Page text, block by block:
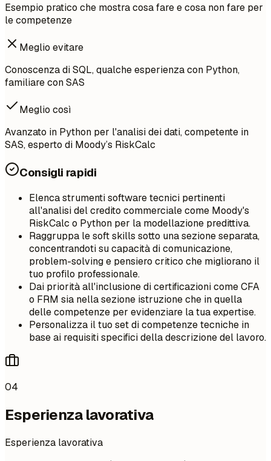
Esempio pratico che mostra cosa fare e cosa non fare per
le competenze
Meglio evitare
Conoscenza di SQL, qualche esperienza con Python,
familiare con SAS
Meglio così
Avanzato in Python per l'analisi dei dati, competente in
SAS, esperto di Moody’s RiskCalc
Consigli rapidi
Elenca strumenti software tecnici pertinenti
all'analisi del credito commerciale come Moody's
RiskCalc o Python per la modellazione predittiva.
Raggruppa le soft skills sotto una sezione separata,
concentrandoti su capacità di comunicazione,
problem-solving e pensiero critico che migliorano il
tuo profilo professionale.
Dai priorità all'inclusione di certificazioni come CFA
o FRM sia nella sezione istruzione che in quella
delle competenze per evidenziare la tua expertise.
Personalizza il tuo set di competenze tecniche in
base ai requisiti specifici della descrizione del lavoro.
04
Esperienza lavorativa
Esperienza lavorativa